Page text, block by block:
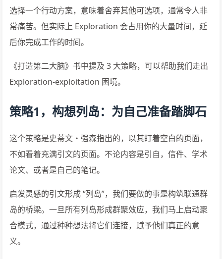
选择一个行动方案，意味着舍弃其他可选项，通常令人非
常痛苦。但实际上 Exploration 会占用你的大量时间，延
后你完成工作的时间。
《打造第二大脑》书中提及 3 大策略，可以帮助我们走出
Exploration-exploitation 困境。
策略1，构想列岛：为自己准备踏脚石
这个策略是史蒂文・强森指出的，以其盯着空白的页面，
不如看着充满引文的页面。不论内容是引自，信件、学术
论文、或者是自己的笔记。
启发灵感的引文形成 “列岛”，我们要做的事是构筑联通群
岛的桥梁。一旦所有列岛形成群聚效应，我们马上启动聚
合模式，通过种种想法将它们连接，赋予他们真正的意
义。